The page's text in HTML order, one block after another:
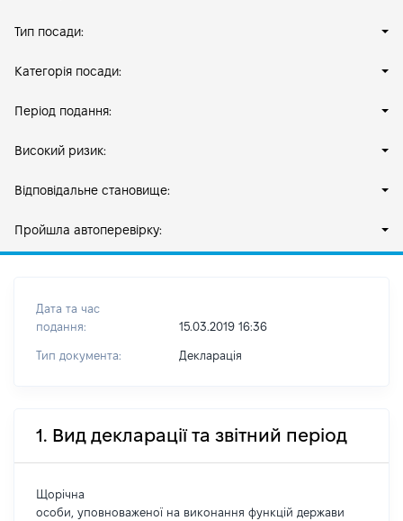
Тип посади:
Категорія посади:
Період подання:
Високий ризик:
Відповідальне становище:
Пройшла автоперевірку:
Дата та час
подання:
15.03.2019 16:36
Тип документа: Декларація
1. Вид декларації та звітний період
Щорічна
особи, уповноваженої на виконання функцій держави